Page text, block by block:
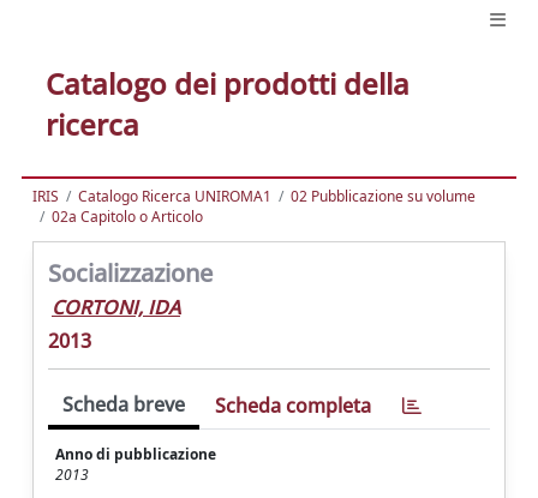
Catalogo dei prodotti della
ricerca
IRIS Catalogo Ricerca UNIROMA1
02 Pubblicazione su volume
02a Capitolo o Articolo
Socializzazione
CORTONI, IDA
2013
Scheda breve Scheda completa
Anno di pubblicazione
2013